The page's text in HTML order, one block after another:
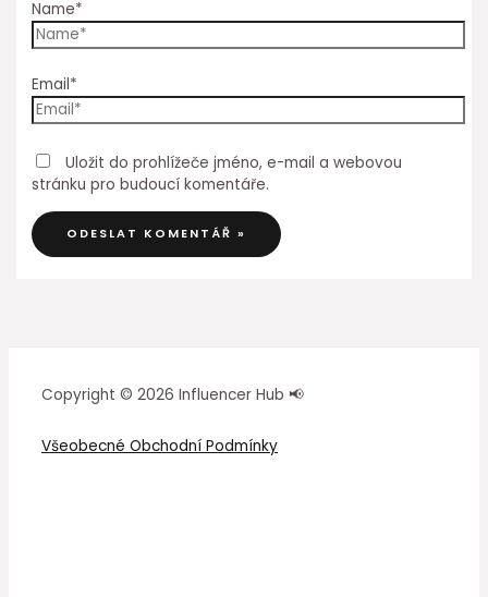
Name*
Email*
Uložit do prohlížeče jméno, e-mail a webovou
stránku pro budoucí komentáře.
Copyright © 2026 Influencer Hub 📢
Všeobecné Obchodní Podmínky